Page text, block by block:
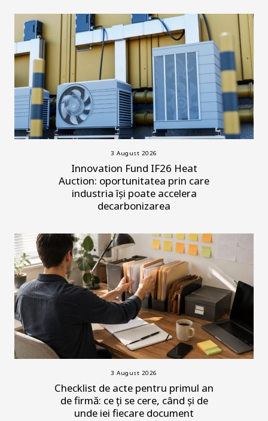
3 August 2026
Innovation Fund IF26 Heat
Auction: oportunitatea prin care
industria își poate accelera
decarbonizarea
3 August 2026
Checklist de acte pentru primul an
de firmă: ce ți se cere, când și de
unde iei fiecare document